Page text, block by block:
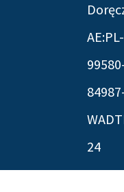
AE:PL-
24